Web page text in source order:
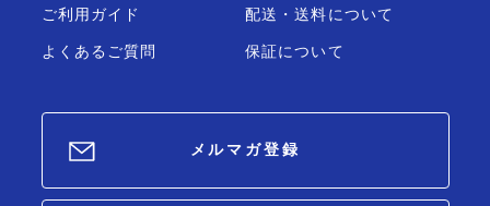
ご利用ガイド
よくあるご質問
配送・送料について
保証について
メルマガ登録